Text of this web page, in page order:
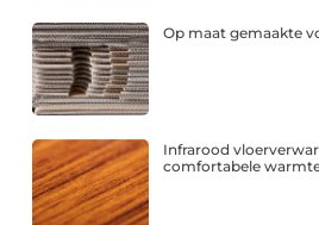
Op maat gemaakte
Infrarood
comfortabele